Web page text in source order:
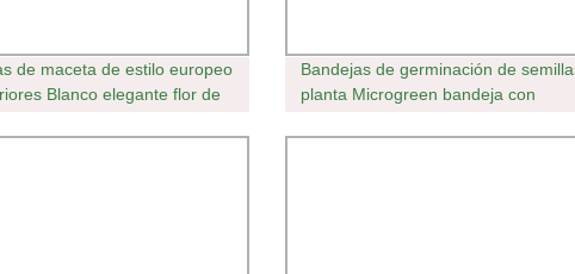
de maceta de estilo europeo
Blanco elegante flor de
Bandejas de germinación de
planta Microgreen bandeja con
hidropónico